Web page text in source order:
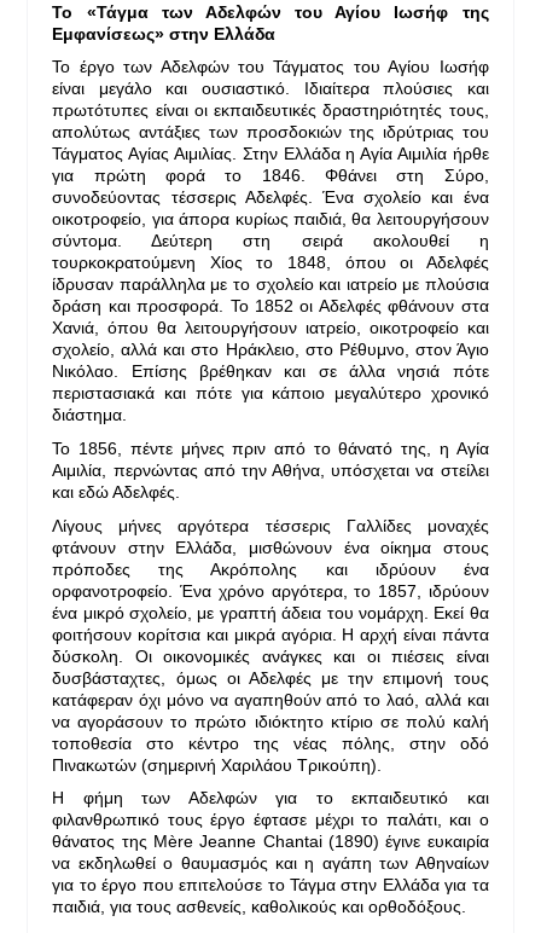
Το «Τάγμα των Αδελφών του Αγίου Ιωσήφ της
Εμφανίσεως» στην Ελλάδα
Το έργο των Αδελφών του Τάγματος του Αγίου Ιωσήφ
είναι μεγάλο και ουσιαστικό. Ιδιαίτερα πλούσιες και
πρωτότυπες είναι οι εκπαιδευτικές δραστηριότητές τους,
απολύτως αντάξιες των προσδοκιών της ιδρύτριας του
Τάγματος Αγίας Αιμιλίας. Στην Ελλάδα η Αγία Αιμιλία ήρθε
για πρώτη φορά το 1846. Φθάνει στη Σύρο,
συνοδεύοντας τέσσερις Αδελφές. Ένα σχολείο και ένα
οικοτροφείο, για άπορα κυρίως παιδιά, θα λειτουργήσουν
σύντομα. Δεύτερη στη σειρά ακολουθεί η
τουρκοκρατούμενη Χίος το 1848, όπου οι Αδελφές
ίδρυσαν παράλληλα με το σχολείο και ιατρείο με πλούσια
δράση και προσφορά. Το 1852 οι Αδελφές φθάνουν στα
Χανιά, όπου θα λειτουργήσουν ιατρείο, οικοτροφείο και
σχολείο, αλλά και στο Ηράκλειο, στο Ρέθυμνο, στον Άγιο
Νικόλαο. Επίσης βρέθηκαν και σε άλλα νησιά πότε
περιστασιακά και πότε για κάποιο μεγαλύτερο χρονικό
διάστημα.
Το 1856, πέντε μήνες πριν από το θάνατό της, η Αγία
Αιμιλία, περνώντας από την Αθήνα, υπόσχεται να στείλει
και εδώ Αδελφές.
Λίγους μήνες αργότερα τέσσερις Γαλλίδες μοναχές
φτάνουν στην Ελλάδα, μισθώνουν ένα οίκημα στους
πρόποδες της Ακρόπολης και ιδρύουν ένα
ορφανοτροφείο. Ένα χρόνο αργότερα, το 1857, ιδρύουν
ένα μικρό σχολείο, με γραπτή άδεια του νομάρχη. Εκεί θα
φοιτήσουν κορίτσια και μικρά αγόρια. Η αρχή είναι πάντα
δύσκολη. Οι οικονομικές ανάγκες και οι πιέσεις είναι
δυσβάσταχτες, όμως οι Αδελφές με την επιμονή τους
κατάφεραν όχι μόνο να αγαπηθούν από το λαό, αλλά και
να αγοράσουν το πρώτο ιδιόκτητο κτίριο σε πολύ καλή
τοποθεσία στο κέντρο της νέας πόλης, στην οδό
Πινακωτών (σημερινή Χαριλάου Τρικούπη).
Η φήμη των Αδελφών για το εκπαιδευτικό και
φιλανθρωπικό τους έργο έφτασε μέχρι το παλάτι, και ο
θάνατος της Mère Jeanne Chantai (1890) έγινε ευκαιρία
να εκδηλωθεί ο θαυμασμός και η αγάπη των Αθηναίων
για το έργο που επιτελούσε το Τάγμα στην Ελλάδα για τα
παιδιά, για τους ασθενείς, καθολικούς και ορθοδόξους.